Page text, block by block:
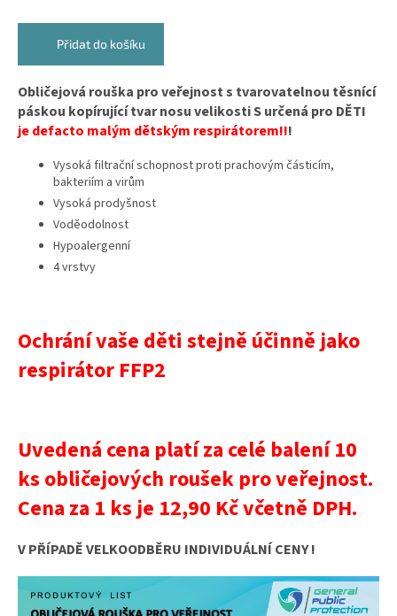
Přidat do košíku
Obličejová rouška pro veřejnost s tvarovatelnou těsnící
páskou kopírující tvar nosu velikosti S určená pro DĚTI
jedefacto malým dětským respirátorem!!!
Vysoká filtrační schopnost proti prachovým částicím,
bakteriím a virům
Vysoká prodyšnost
Voděodolnost
Hypoalergenní
4 vrstvy
Ochrání vaše děti stejně účinně jako
respirátor FFP2
Uvedená cena platí za celé balení 10
ks obličejových roušek pro veřejnost.
Cena za 1 ks je 12,90 Kč včetně DPH.
V PŘÍPADĚ VELKOODBĚRU INDIVIDUÁLNÍ CENY !